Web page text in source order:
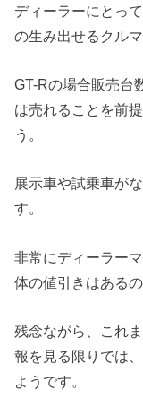
ディーラーにとっ
の生み出せるクルマ
GT-Rの場合販売台
は売れることを前
う。
展示車や試乗車が
す。
非常にディーラー
体の値引きはある
残念ながら、これ
報を見る限りでは
ようです。